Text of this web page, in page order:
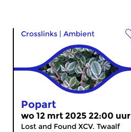
Crosslinks | Ambient
Popart
wo 12 mrt 2025 22:00 uur
Lost and Found XCV. Twaalf